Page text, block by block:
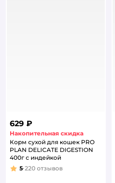
629 ₽
Накопительная скидка
Корм сухой для кошек PRO
PLAN DELICATE DIGESTION
400г с индейкой
Рейтинг:
5 220 отзывов